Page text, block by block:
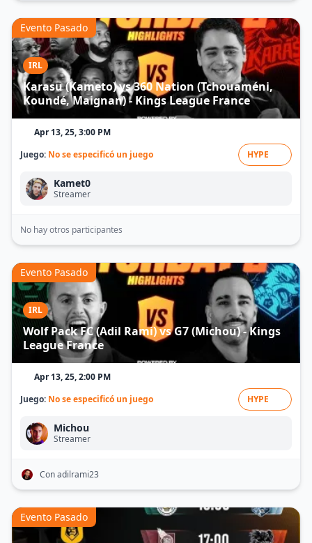
IRL
Karasu (Kameto) vs 360 Nation (Tchouaméni,
Koundé, Maignan) - Kings League France
Evento Pasado
Apr 13, 25, 3:00 PM
Juego: No se especificó un juego HYPE
Kamet0
Streamer
No hay otros participantes
IRL
Wolf Pack FC (Adil Rami) vs G7 (Michou) - Kings
League France
Evento Pasado
Apr 13, 25, 2:00 PM
Juego: No se especificó un juego HYPE
Michou
Streamer
Con adilrami23
Evento Pasado